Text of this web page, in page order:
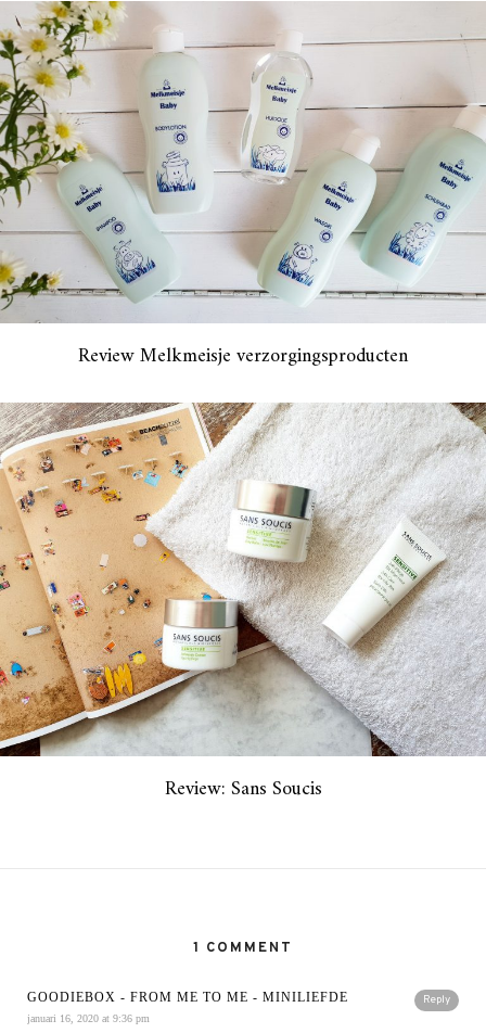
Review Melkmeisje verzorgingsproducten
Review: Sans Soucis
1 COMMENT
Reply
GOODIEBOX - FROM ME TO ME - MINILIEFDE
januari 16, 2020 at 9:36 pm